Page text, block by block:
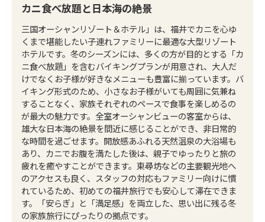
カニ食べ放題と日本海の絶景
三国オーシャンリゾート＆ホテル」は、福井でカニを心ゆ
くまで堪能したい子連れファミリーに最適な大型リゾート
ホテルです。冬のシーズンには、多くの方が目的とする「カ
ニ食べ放題」を含むバイキングプランが用意され、大人だ
けでなくお子様が好きなメニューも豊富に揃っています。バ
イキング形式のため、小さなお子様がいても周囲に気兼ね
することなく、家族それぞれのペースで食事を楽しめるの
が最大の魅力です。全室オーシャンビューの客室からは、
雄大な日本海の絶景を間近に感じることができ、非日常的
な時間を過ごせます。開放感あふれる天然温泉の大浴場も
あり、カニでお腹を満たした後は、親子でゆったりと旅の
疲れを癒やすことができます。東尋坊などの主要観光地へ
のアクセスも良く、スタッフの対応もファミリー向けに慣
れているため、初めての福井旅行でも安心して滞在できま
す。「安らぎ」と「満足感」を両立した、思い出に残る冬
の家族旅行にぴったりの拠点です。